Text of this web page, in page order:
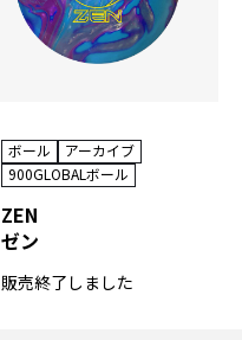
ボール
アーカイブ
900GLOBALボール
ZEN
ゼン
販売終了しました